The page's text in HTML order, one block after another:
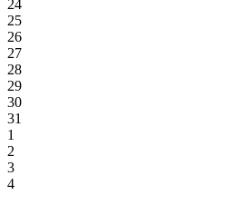
24
25
26
27
28
29
30
31
1
2
3
4